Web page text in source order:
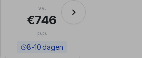
va.
€746
p.p.
8-10 dagen